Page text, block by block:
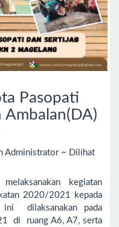
Pasopati
Administrator ~ Dilihat
kegiatan
2020/2021 kepada
ini dilaksanakan pada
di ruang A6, A7, serta